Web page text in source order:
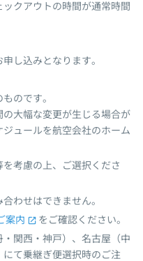
クアウトの時間が通常時間
し込みとなります。
のです。
大幅な変更が生じる場合が
ュールを航空会社のホーム
考慮の上、ご選択くださ
わせはできません。
案内
をご確認ください。
・関西・神戸）、名古屋（中
て乗継ぎ便選択時のご注